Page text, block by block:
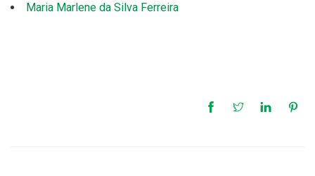
Maria Marlene da Silva Ferreira